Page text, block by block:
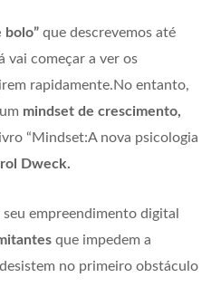
bolo” que descrevemos até
vai começar a ver os
rapidamente.No entanto,
mindset de crescimento,
“Mindset:A nova psicologia
Dweck.
empreendimento digital
que impedem a
no primeiro obstáculo